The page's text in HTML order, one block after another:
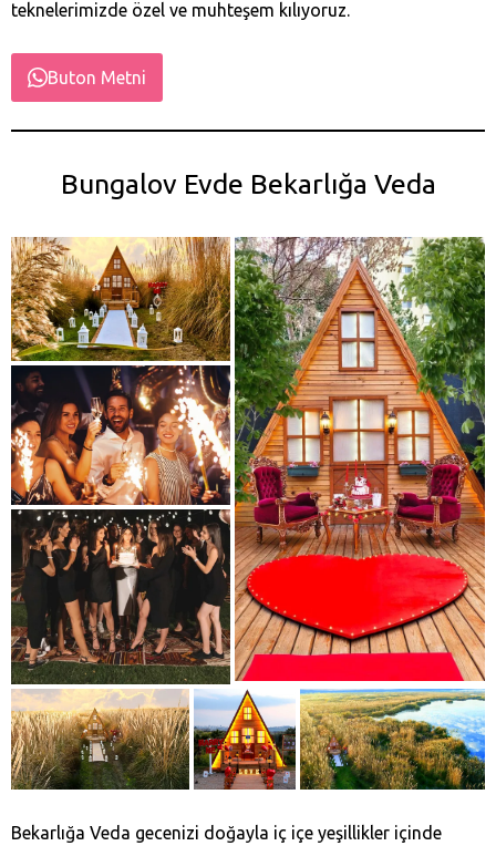
teknelerimizde özel ve muhteşem kılıyoruz.
Buton Metni
Bungalov Evde Bekarlığa Veda
Bekarlığa Veda gecenizi doğayla iç içe yeşillikler içinde